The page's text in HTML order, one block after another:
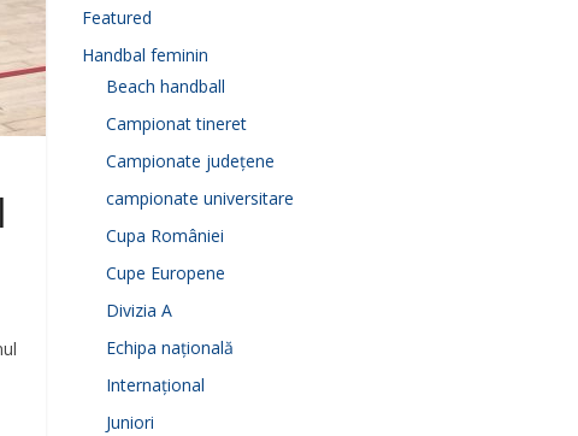
Featured
Handbal feminin
Beach handball
Campionat tineret
Campionate județene
campionate universitare
Cupa României
Cupe Europene
Divizia A
Echipa națională
Internațional
Juniori